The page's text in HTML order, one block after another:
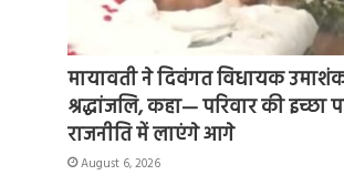
मायावती ने दिवंगत विधायक
श्रद्धांजलि, कहा— परिवार की इच्छा
राजनीति में लाएंगे आगे
August 6, 2026